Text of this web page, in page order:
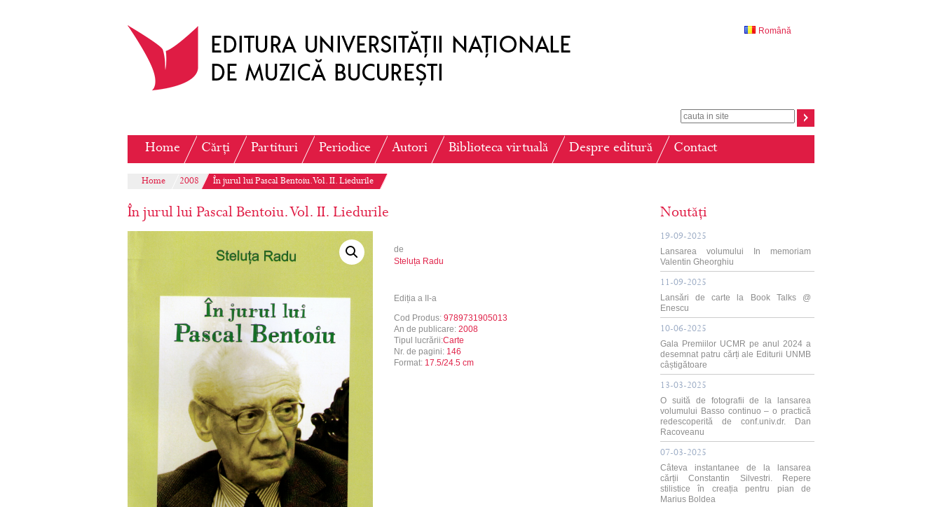
Română
Home Cărți Partituri Periodice Autori Biblioteca virtuală Despre editură Contact
Home 2008 În jurul lui Pascal Bentoiu. Vol. II. Liedurile
În jurul lui Pascal Bentoiu. Vol. II. Liedurile
de
Steluța Radu
Ediția a II-a
Cod Produs: 9789731905013
An de publicare: 2008
Tipul lucrării:Carte
Nr. de pagini: 146
Format: 17.5/24.5 cm
Noutăți
19-09-2025
Lansarea volumului In memoriam
Valentin Gheorghiu
11-09-2025
Lansări de carte la Book Talks @
Enescu
10-06-2025
Gala Premiilor UCMR pe anul 2024 a
desemnat patru cărți ale Editurii UNMB
câștigătoare
13-03-2025
O suită de fotografii de la lansarea
volumului Basso continuo – o practică
redescoperită de conf.univ.dr. Dan
Racoveanu
07-03-2025
Câteva instantanee de la lansarea
cărții Constantin Silvestri. Repere
stilistice în creația pentru pian de
Marius Boldea